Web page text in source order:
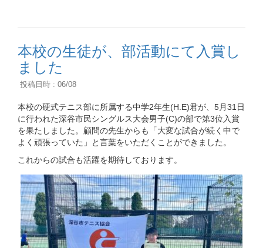
本校の生徒が、部活動にて入賞し
ました
投稿日時 : 06/08
本校の硬式テニス部に所属する中学2年生(H.E)君が、5月31日
に行われた深谷市民シングルス大会男子(C)の部で第3位入賞
を果たしました。顧問の先生からも「大変な試合が続く中で
よく頑張っていた」と言葉をいただくことができました。
これからの試合も活躍を期待しております。